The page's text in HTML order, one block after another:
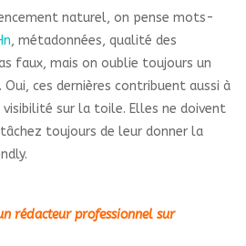
naturel, on pense mots-
, métadonnées, qualité des
faux, mais on oublie toujours un
ces dernières contribuent aussi à
sur la toile. Elles ne doivent
toujours de leur donner la
rédacteur professionnel sur